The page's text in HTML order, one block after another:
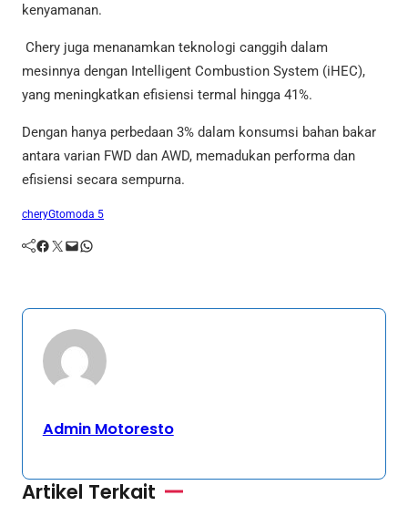
kenyamanan.
Chery juga menanamkan teknologi canggih dalam
mesinnya dengan Intelligent Combustion System (iHEC),
yang meningkatkan efisiensi termal hingga 41%.
Dengan hanya perbedaan 3% dalam konsumsi bahan bakar
antara varian FWD dan AWD, memadukan performa dan
efisiensi secara sempurna.
cheryGtomoda 5
Facebook Twitter Mail WhatsApp
Admin Motoresto
Artikel Terkait